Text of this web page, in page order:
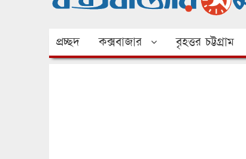
প্রচ্ছদ কক্সবাজার বৃহত্তর চট্টগ্রাম